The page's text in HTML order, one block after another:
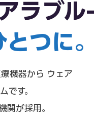
アラブ
つに。
機器から ウェア
です。
関が採用。